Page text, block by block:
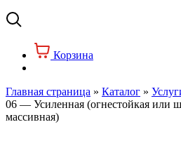
Корзина
Главная страница » Каталог »
06 — Усиленная (огнестойкая или
массивная)